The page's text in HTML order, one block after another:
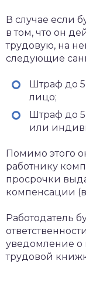
В случае если
в том, что он
трудовую, на
следующие
Штраф до
лицо;
Штраф до
или
Помимо этого
работнику
просрочки
компенсации
Работодатель
уведомление о
трудовой